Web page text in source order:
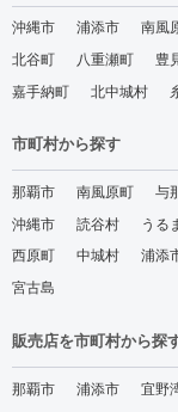
沖縄市 浦添市 南風
北谷町
八重瀬町 豊
嘉手納町
北中城村
市町村から探す
那覇市 南風原町 与
沖縄市
読谷村 うる
西原町
中城村 浦添
宮古島
販売店を市町村から探
那覇市 浦添市 宜野